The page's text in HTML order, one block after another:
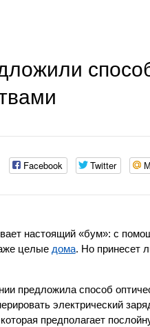
Facebook Twitter
настоящий «бум»: с
целые дома. Но принесет
предложила способ
электрический
предполагает